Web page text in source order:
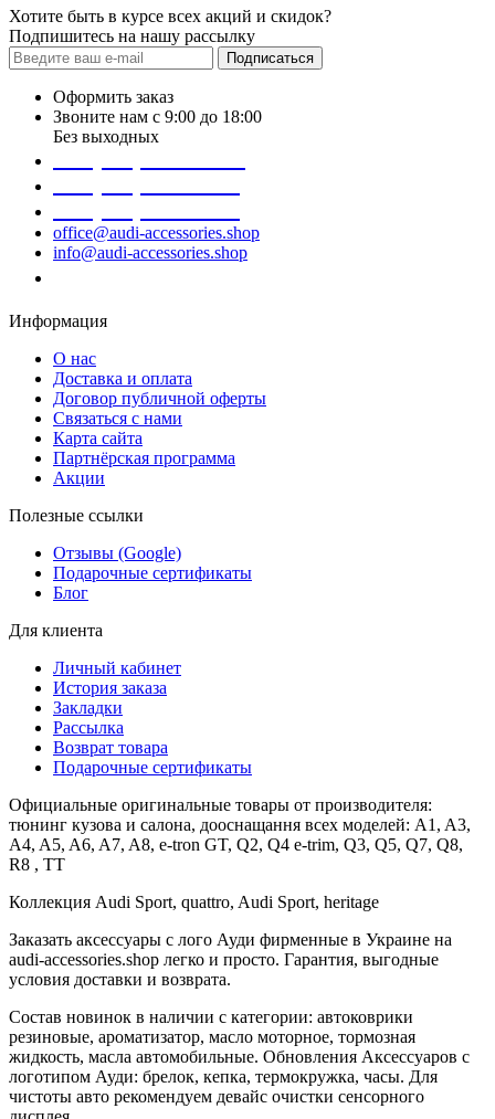
Хотите быть в курсе всех акций и скидок?
Подпишитесь на нашу рассылку
Подписаться
Оформить заказ
Звоните нам с 9:00 до 18:00
Без выходных
office@audi-accessories.shop
info@audi-accessories.shop
Информация
О нас
Доставка и оплата
Договор публичной оферты
Связаться с нами
Карта сайта
Партнёрская программа
Акции
Полезные ссылки
Отзывы (Google)
Подарочные сертификаты
Блог
Для клиента
Личный кабинет
История заказа
Закладки
Рассылка
Возврат товара
Подарочные сертификаты
Официальные оригинальные товары от производителя:
тюнинг кузова и салона, дооснащання всех моделей: A1, A3,
A4, A5, A6, A7, A8, e-tron GT, Q2, Q4 e-trim, Q3, Q5, Q7, Q8,
R8 , TT
Коллекция Audi Sport, quattro, Audi Sport, heritage
Заказать аксессуары с лого Ауди фирменные в Украине на
audi-accessories.shop легко и просто. Гарантия, выгодные
условия доставки и возврата.
Состав новинок в наличии с категории: автоковрики
резиновые, ароматизатор, масло моторное, тормозная
жидкость, масла автомобильные. Обновления Аксессуаров с
логотипом Ауди: брелок, кепка, термокружка, часы. Для
чистоты авто рекомендуем девайс очистки сенсорного